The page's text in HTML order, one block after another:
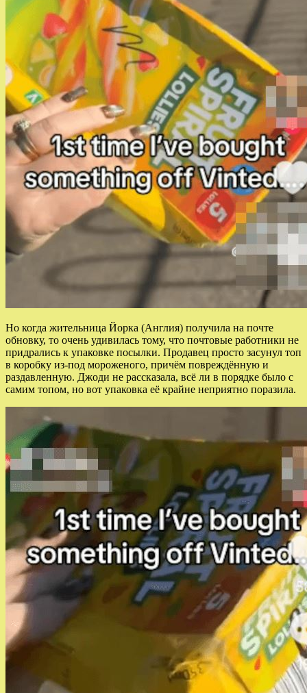
Но когда жительница Йорка (Англия) получила на почте
обновку, то очень удивилась тому, что почтовые работники не
придрались к упаковке посылки. Продавец просто засунул топ
в коробку из-под мороженого, причём повреждённую и
раздавленную. Джоди не рассказала, всё ли в порядке было с
самим топом, но вот упаковка её крайне неприятно поразила.